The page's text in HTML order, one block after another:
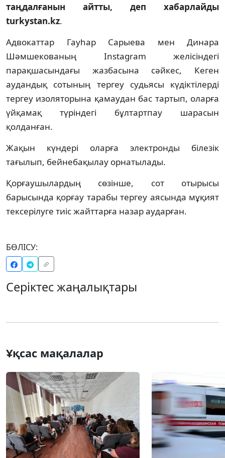
таңдалғанын айтты, деп хабарлайды
turkystan.kz.
Адвокаттар Гауһар Сарыева мен Динара
Шәмшекованың Instagram желісіндегі
парақшасындағы жазбасына сәйкес, Кеген
аудандық сотының тергеу судьясы күдіктілерді
тергеу изоляторына қамаудан бас тартып, оларға
үйқамақ түріндегі бұлтартпау шарасын
қолданған.
Жақын күндері оларға электронды білезік
тағылып, бейнебақылау орнатылады.
Қорғаушылардың сөзінше, сот отырысы
барысында қорғау тарабы тергеу аясында мұқият
тексерілуге тиіс жайттарға назар аударған.
БӨЛІСУ:
Серіктес жаңалықтары
Ұқсас мақалалар